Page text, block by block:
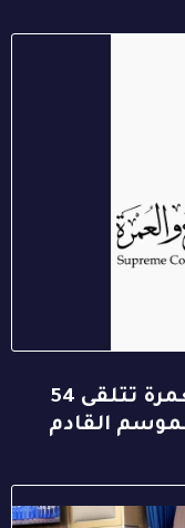
اللجنة العليا لشؤون الحج والعمرة تتلقى 54
القادم